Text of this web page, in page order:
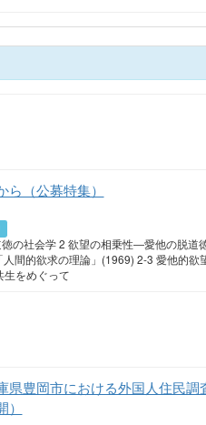
（公募特集）
の社会学 2 欲望の相乗性―愛他の脱道
間的欲求の理論」(1969) 2-3 愛他的
をめぐって
豊岡市における外国人住民調